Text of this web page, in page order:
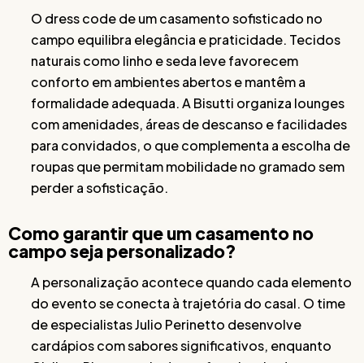
O dress code de um casamento sofisticado no
campo equilibra elegância e praticidade. Tecidos
naturais como linho e seda leve favorecem
conforto em ambientes abertos e mantêm a
formalidade adequada. A Bisutti organiza lounges
com amenidades, áreas de descanso e facilidades
para convidados, o que complementa a escolha de
roupas que permitam mobilidade no gramado sem
perder a sofisticação.
Como garantir que um casamento no
campo seja personalizado?
A personalização acontece quando cada elemento
do evento se conecta à trajetória do casal. O time
de especialistas Julio Perinetto desenvolve
cardápios com sabores significativos, enquanto